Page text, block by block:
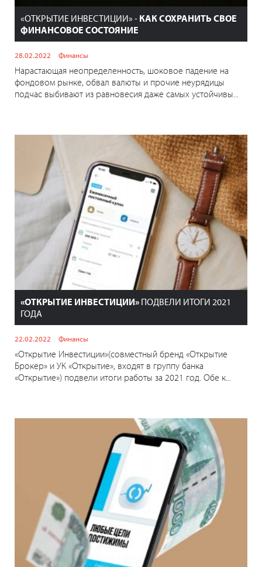
«ОТКРЫТИЕ ИНВЕСТИЦИИ» - КАК СОХРАНИТЬ СВОЕ
ФИНАНСОВОЕ СОСТОЯНИЕ
28.02.2022 Финансы
Нарастающая неопределенность, шоковое падение на
фондовом рынке, обвал валюты и прочие неурядицы
подчас выбивают из равновесия даже самых устойчивы...
«ОТКРЫТИЕ ИНВЕСТИЦИИ» ПОДВЕЛИ ИТОГИ 2021
ГОДА
22.02.2022 Финансы
«Открытие Инвестиции»(совместный бренд «Открытие
Брокер» и УК «Открытие», входят в группу банка
«Открытие») подвели итоги работы за 2021 год. Обе к...